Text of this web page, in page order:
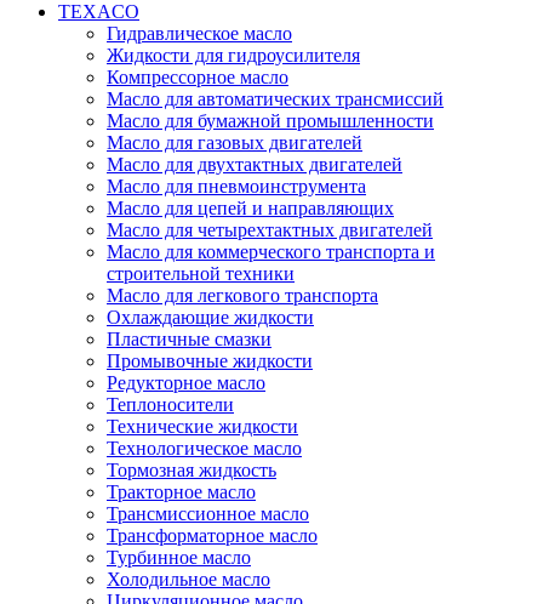
TEXACO
Гидравлическое масло
Жидкости для гидроусилителя
Компрессорное масло
Масло для автоматических трансмиссий
Масло для бумажной промышленности
Масло для газовых двигателей
Масло для двухтактных двигателей
Масло для пневмоинструмента
Масло для цепей и направляющих
Масло для четырехтактных двигателей
Масло для коммерческого транспорта и
строительной техники
Масло для легкового транспорта
Охлаждающие жидкости
Пластичные смазки
Промывочные жидкости
Редукторное масло
Теплоносители
Технические жидкости
Технологическое масло
Тормозная жидкость
Тракторное масло
Трансмиссионное масло
Трансформаторное масло
Турбинное масло
Холодильное масло